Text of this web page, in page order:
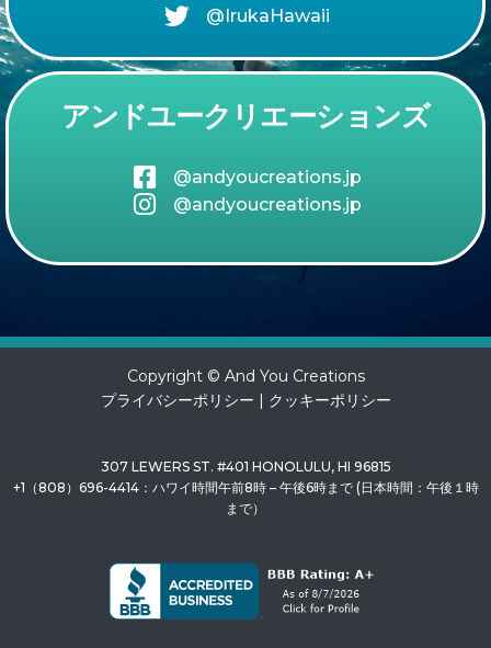
@IrukaHawaii
アンドユークリエーションズ
@andyoucreations.jp
@andyoucreations.jp
Copyright © And You Creations
プライバシーポリシー | クッキーポリシー
307 LEWERS ST. #401 HONOLULU, HI 96815
+1（808）696-4414：ハワイ時間午前8時 – 午後6時まで (日本時間：午後１時
まで）